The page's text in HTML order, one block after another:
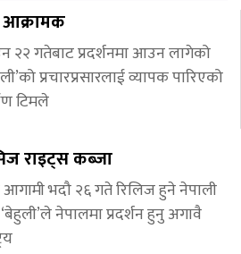
आक्रामक
२२ गतेबाट प्रदर्शनमा आउन लागेको
प्रचारप्रसारलाई व्यापक पारिएको
टिमले
राइट्स कब्जा
भदौ २६ गते रिलिज हुने नेपाली
नेपालमा प्रदर्शन हुनु अगावै